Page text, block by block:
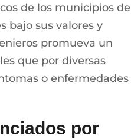
de los municipios de
bajo sus valores y
promueva un
que por diversas
o enfermedades
por